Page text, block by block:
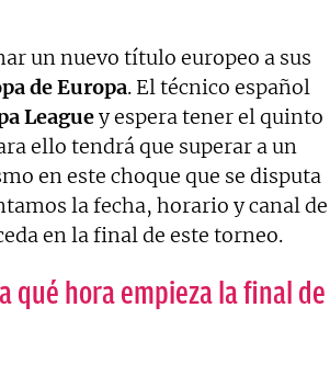
un nuevo título europeo a sus
de Europa. El técnico español
Leaguey espera tener el quinto
ello tendrá que superar a un
en este choque que se disputa
la fecha, horario y canal de
en la final de este torneo.
qué hora empieza la final de